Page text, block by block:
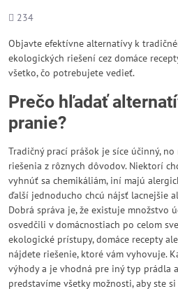
Počet
234
Objavte efektívne alternatívy k
ekologických riešení cez domáce
všetko, čo potrebujete vedieť.
Prečo hľadať
pranie?
Tradičný prací prášok je síce účinný,
riešenia z rôznych dôvodov. Niektorí
vyhnúť sa chemikáliám, iní majú
ďalší jednoducho chcú nájsť lacnejšie
Dobrá správa je, že existuje množstvo
osvedčili v domácnostiach po celom
ekologické prístupy, domáce recepty
nájdete riešenie, ktoré vám vyhovuje.
výhody a je vhodná pre iný typ prádla
predstavíme všetky možnosti, aby ste